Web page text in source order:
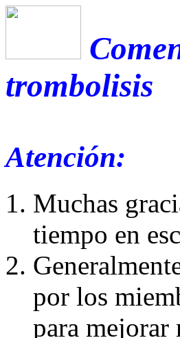
trombolisis
Atención:
Muchas
tiempo en
por los
para mejorar